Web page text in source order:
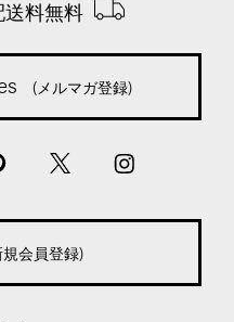
料無料
(メルマガ登録)
会員登録)